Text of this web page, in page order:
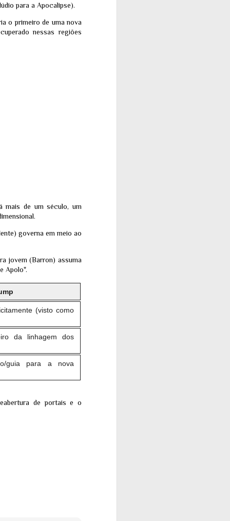
para a Apocalipse).
o primeiro de uma nova
nessas regiões
mais de um século, um
governa em meio ao
jovem (Barron) assuma
Apolo".
(visto como
da linhagem dos
guia para a nova
de portais e o